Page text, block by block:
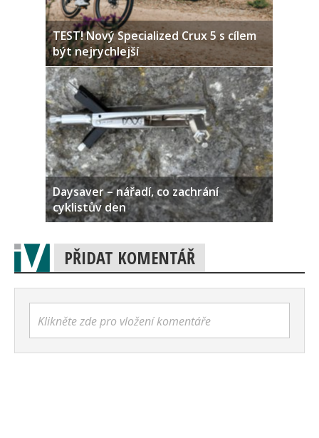
TEST! Nový Specialized Crux 5 s cílem
být nejrychlejší
Daysaver – nářadí, co zachrání
cyklistův den
PŘIDAT KOMENTÁŘ
Klikněte zde pro vložení komentáře